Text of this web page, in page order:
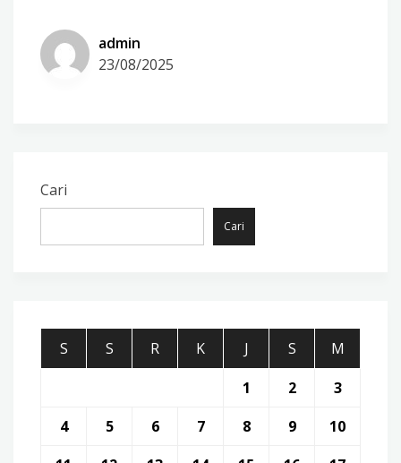
admin
23/08/2025
Cari
Cari
S S R K J S
M
1
2
3
4
5 6 7 8 9
10